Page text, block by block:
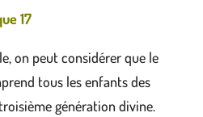
17
on peut considérer que le
tous les enfants des
génération divine.